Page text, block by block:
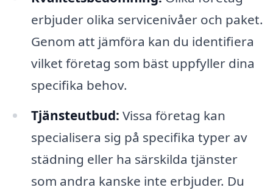
erbjuder olika servicenivåer och paket.
Genom att jämföra kan du identifiera
vilket företag som bäst uppfyller dina
specifika behov.
Tjänsteutbud: Vissa företag kan
specialisera sig på specifika typer av
städning eller ha särskilda tjänster
som andra kanske inte erbjuder. Du